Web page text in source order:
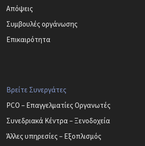
Απόψεις
Συμβουλές οργάνωσης
Επικαιρότητα
Βρείτε Συνεργάτες
PCO – Επαγγελματίες Οργανωτές
Συνεδριακά Κέντρα – Ξενοδοχεία
Άλλες υπηρεσίες – Εξοπλισμός